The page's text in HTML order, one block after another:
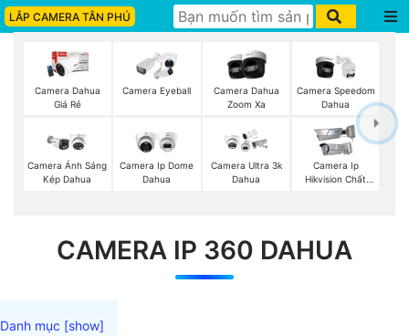
LẮP CAMERA TÂN PHÚ
Camera Dahua
Giá Rẻ
Camera Eyeball
Camera Dahua
Zoom Xa
Camera Speedom
Dahua
Camera Ánh Sáng
Kép Dahua
Camera Ip Dome
Dahua
Camera Ultra 3k
Dahua
Camera Ip
Hikvision Chất
CAMERA IP 360 DAHUA